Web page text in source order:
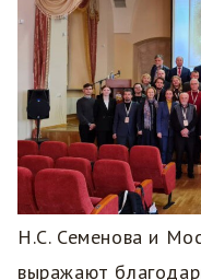
Н.С. Семенова и
выражают